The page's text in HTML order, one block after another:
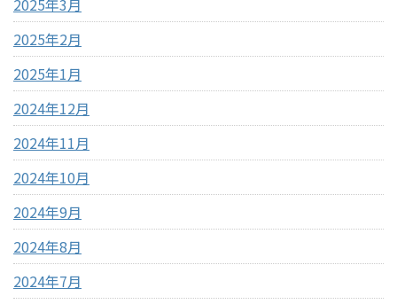
2025年3月
2025年2月
2025年1月
2024年12月
2024年11月
2024年10月
2024年9月
2024年8月
2024年7月